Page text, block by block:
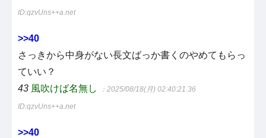
ID:qzvUns++a.net
>>40
さっきから中身がない長文ばっか書くのやめてもらっ
ていい？
43 風吹けば名無し ：2025/08/18(月) 02:40:21.36
ID:qzvUns++a.net
>>40